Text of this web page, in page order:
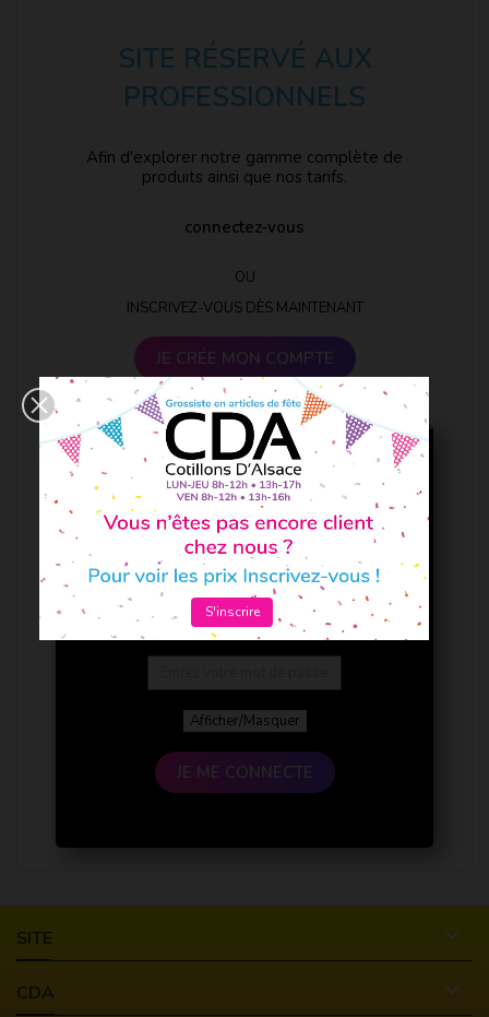
SITE RÉSERVÉ AUX
PROFESSIONNELS
Afin d'explorer notre gamme complète de
produits ainsi que nos tarifs.
connectez-vous
OU
INSCRIVEZ-VOUS DÈS MAINTENANT
JE CRÉE MON COMPTE
Afficher/Masquer
JE ME CONNECTE
SITE 
CDA 
S'inscrire